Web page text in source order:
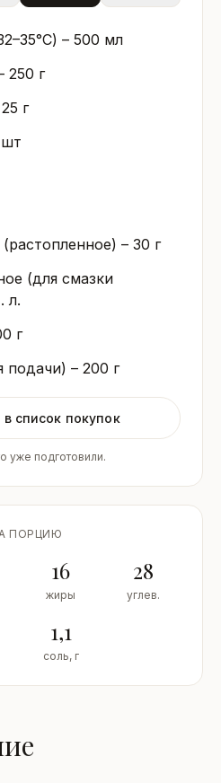
– 500 мл
250 г
25 г
шт
– 30 г
(для смазки
л.
г
подачи) – 200 г
список покупок
уже подготовили.
ПОРЦИЮ
16
жиры
28
углев.
1,1
соль, г